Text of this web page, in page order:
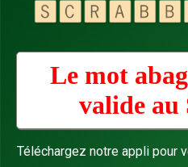
Le mot
valide au
Téléchargez notre appli pour